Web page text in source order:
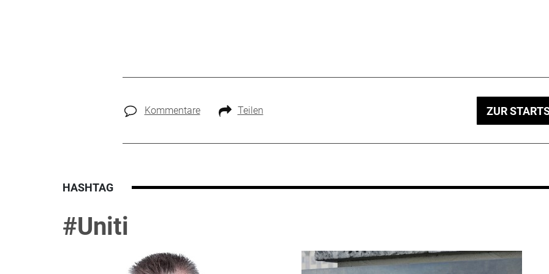
Kommentare Teilen ZUR
HASHTAG
#Uniti